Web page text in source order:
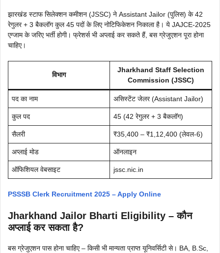
झारखंड स्टाफ सिलेक्शन कमीशन (JSSC) ने Assistant Jailor (पुलिस) के 42
रेगुलर + 3 बैकलॉग कुल 45 पदों के लिए नोटिफिकेशन निकाला है। ये JAJCE-2025
एग्जाम के जरिए भर्ती होगी। फ्रेशर्स भी अप्लाई कर सकते हैं, बस ग्रेजुएशन पूरा होना
चाहिए।
विभाग
Jharkhand Staff Selection
Commission (JSSC)
पद का नाम असिस्टेंट जेलर (Assistant Jailor)
कुल पद 45 (42 रेगुलर + 3 बैकलॉग)
सैलरी ₹35,400 – ₹1,12,400 (लेवल-6)
अप्लाई मोड ऑनलाइन
ऑफिशियल वेबसाइट jssc.nic.in
PSSSB Clerk Recruitment 2025 – Apply Online
Jharkhand Jailor Bharti Eligibility – कौन
अप्लाई कर सकता है?
बस ग्रेजुएशन पास होना चाहिए – किसी भी मान्यता प्राप्त यूनिवर्सिटी से। BA, B.Sc,